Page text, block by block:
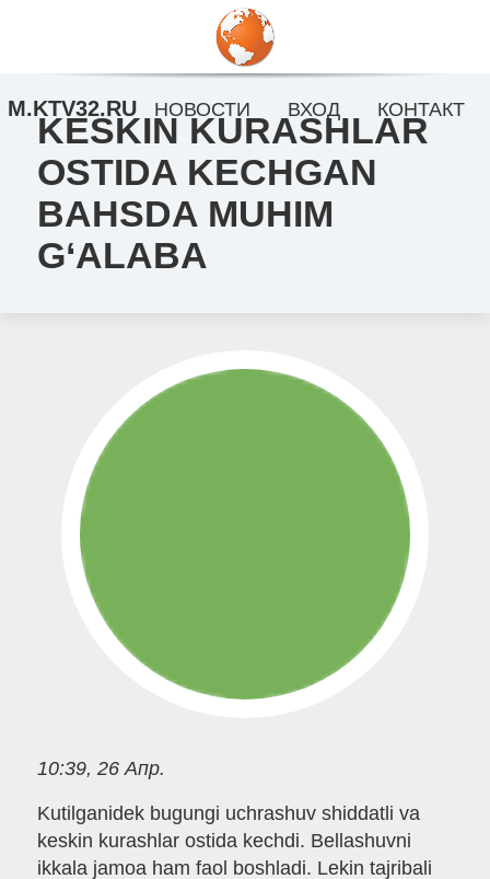
KESKIN KURASHLAR
OSTIDA KECHGAN
BAHSDA MUHIM
G‘ALABA
10:39, 26 Апр.
Kutilganidek bugungi uchrashuv shiddatli va
keskin kurashlar ostida kechdi. Bellashuvni
ikkala jamoa ham faol boshladi. Lekin tajribali
M.KTV32.RU НОВОСТИ ВХОД КОНТАКТ